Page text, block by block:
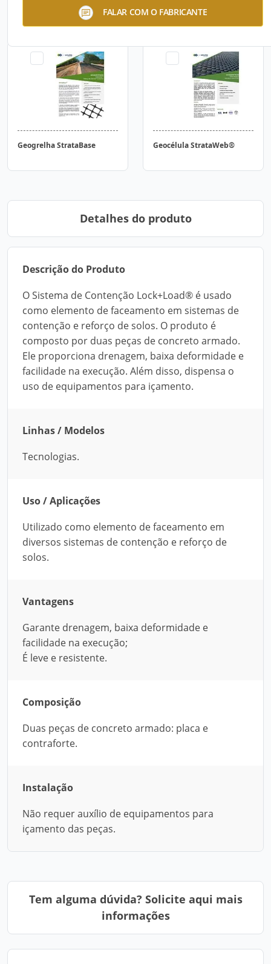
FALAR COM O FABRICANTE
Sistema Geobloco® A
StrataSlope
Geogrelha StrataBase Geocélula StrataWeb®
Detalhes do produto
Descrição do Produto
O Sistema de Contenção Lock+Load® é usado
como elemento de faceamento em sistemas de
contenção e reforço de solos. O produto é
composto por duas peças de concreto armado.
Ele proporciona drenagem, baixa deformidade e
facilidade na execução. Além disso, dispensa o
uso de equipamentos para içamento.
Linhas / Modelos
Tecnologias.
Uso / Aplicações
Utilizado como elemento de faceamento em
diversos sistemas de contenção e reforço de
solos.
Vantagens
Garante drenagem, baixa deformidade e
facilidade na execução;
É leve e resistente.
Composição
Duas peças de concreto armado: placa e
contraforte.
Instalação
Não requer auxílio de equipamentos para
içamento das peças.
Tem alguma dúvida? Solicite aqui mais
informações